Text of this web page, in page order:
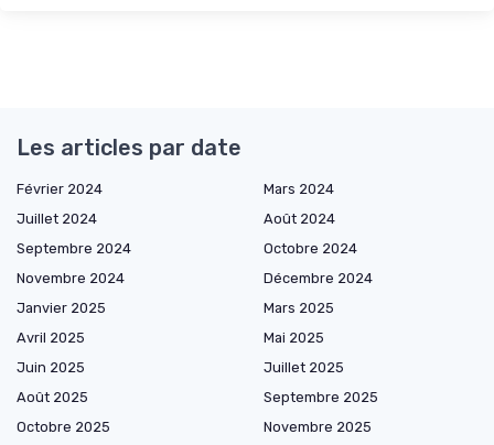
Les articles par date
Février 2024
Mars 2024
Juillet 2024
Août 2024
Septembre 2024
Octobre 2024
Novembre 2024
Décembre 2024
Janvier 2025
Mars 2025
Avril 2025
Mai 2025
Juin 2025
Juillet 2025
Août 2025
Septembre 2025
Octobre 2025
Novembre 2025